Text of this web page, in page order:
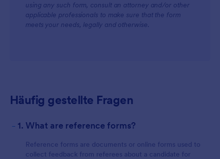
using any such form, consult an attorney and/or other
applicable professionals to make sure that the form
meets your needs, legally and otherwise.
Häufig gestellte Fragen
- 1. What are reference forms?
Reference forms are documents or online forms used to
collect feedback from referees about a candidate for